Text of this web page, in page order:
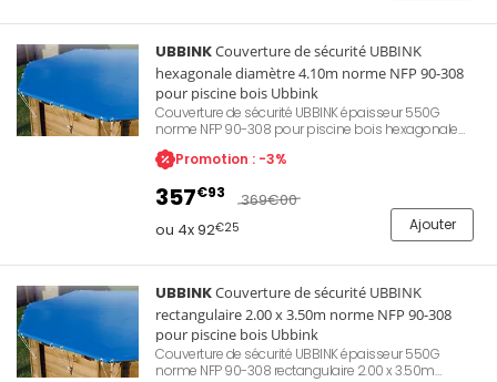
UBBINKCouverture de sécurité UBBINK
hexagonale diamètre 4.10m norme NFP 90-308
pour piscine bois Ubbink
Couverture de sécurité UBBINK épaisseur 550G
norme NFP 90-308 pour piscine bois hexagonale
UBBINK diamètre 4.10m. Permet une protection de la
qualité d'eau lors des périodes d'hivernage ou
d'insectes apportés par le vent. Permet également de
conserver la chaleur de l'eau et d'empêcher l'accès
aux enfants.
Promotion : -3%
357€93 369€00
ou 4x 92€25 Ajouter
UBBINKCouverture de sécurité UBBINK
rectangulaire 2.00 x 3.50m norme NFP 90-308
pour piscine bois Ubbink
Couverture de sécurité UBBINK épaisseur 550G
norme NFP 90-308 rectangulaire 2.00 x 3.50m